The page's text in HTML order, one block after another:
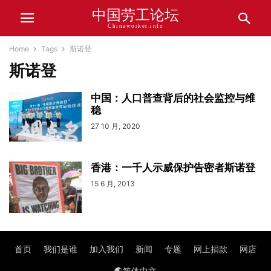
中国劳工论坛
Chinaworker.info
Home Tags 斯诺登
斯诺登
中国：人口普查背后的社会监控与维
稳
27 10 月, 2020
香港：一千人示威保护告密者斯诺登
15 6 月, 2013
首页 我们是谁 加入我们 新闻 专题 网上捐款 网店